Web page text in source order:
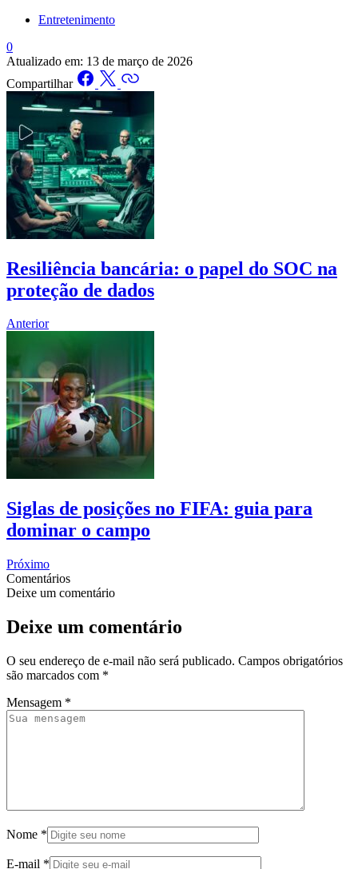
Entretenimento
0
Atualizado em: 13 de março de 2026
Compartilhar
Resiliência bancária: o papel do SOC na
proteção de dados
Anterior
Siglas de posições no FIFA: guia para
dominar o campo
Próximo
Comentários
Deixe um comentário
Deixe um comentário
O seu endereço de e-mail não será publicado. Campos obrigatórios
são marcados com *
Mensagem *
Nome *
E-mail *